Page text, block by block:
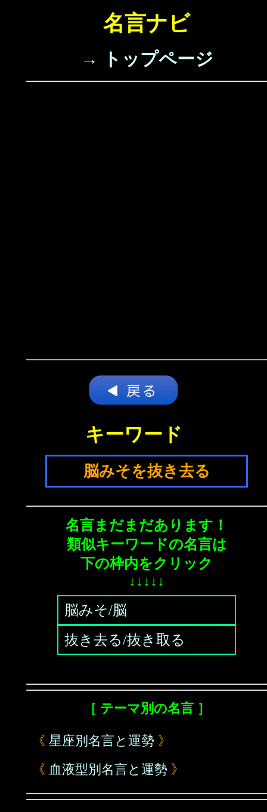
名言ナビ
→ トップページ
キーワード
脳みそを抜き去る
名言まだまだあります！
類似キーワードの名言は
下の枠内をクリック
↓↓↓↓↓
脳みそ/脳
抜き去る/抜き取る
［ テーマ別の名言 ］
《 星座別名言と運勢 》
《 血液型別名言と運勢 》